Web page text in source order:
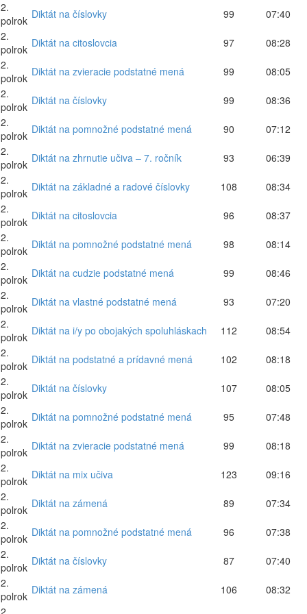
2.
polrok Diktát na číslovky 99
07:40
2.
polrok Diktát na citoslovcia 97
08:28
2.
polrok Diktát na zvieracie podstatné mená 99
08:05
2.
polrok Diktát na číslovky 99
08:36
2.
polrok Diktát na pomnožné podstatné mená 90
07:12
2.
polrok Diktát na zhrnutie učiva – 7. ročník 93
06:39
2.
polrok Diktát na základné a radové číslovky 108
08:34
2.
polrok Diktát na citoslovcia 96
08:37
2.
polrok Diktát na pomnožné podstatné mená 98
08:14
2.
polrok Diktát na cudzie podstatné mená 99
08:46
2.
polrok Diktát na vlastné podstatné mená 93
07:20
2.
polrok Diktát na i/y po obojakých spoluhláskach 112
08:54
2.
polrok Diktát na podstatné a prídavné mená 102
08:18
2.
polrok Diktát na číslovky 107
08:05
2.
polrok Diktát na pomnožné podstatné mená 95
07:48
2.
polrok Diktát na zvieracie podstatné mená 99
08:18
2.
polrok Diktát na mix učiva 123
09:16
2.
polrok Diktát na zámená 89
07:34
2.
polrok Diktát na pomnožné podstatné mená 96
07:38
2.
polrok Diktát na číslovky 87
07:40
2.
polrok Diktát na zámená 106
08:32